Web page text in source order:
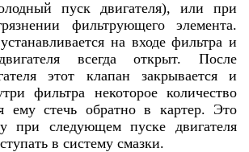
пуск двигателя), или при
фильтрующего элемента.
на входе фильтра и
всегда открыт. После
этот клапан закрывается и
фильтра некоторое количество
ему стечь обратно в картер. Это
при следующем пуске двигателя
в систему смазки.